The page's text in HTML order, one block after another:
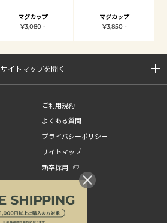
マグカップ
¥3,080 -
マグカップ
¥3,850 -
サイトマップを開く
ご利用規約
よくある質問
プライバシーポリシー
サイトマップ
新卒採用